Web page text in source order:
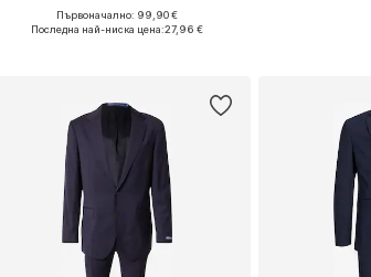
Първоначално: 99,90 €
Последна най-ниска цена:27,96 €